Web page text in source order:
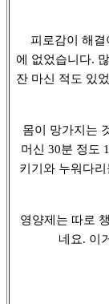
피로감이 해
에 없었습니다.
잔 마신 적도 있
몸이 망가지는
머신 30분 정도
키기와 누워다
영양제는 따로
네요. 이